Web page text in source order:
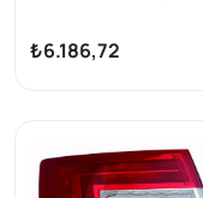
₺6.186,72